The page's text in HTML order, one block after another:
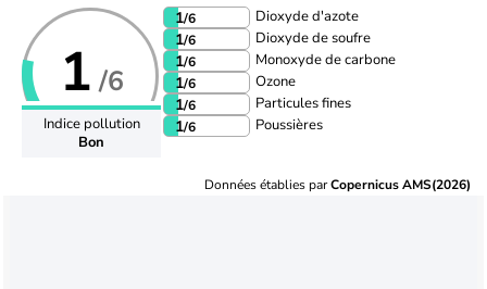
1 /6
Indice pollution
Bon
1/6 Dioxyde d'azote
1/6 Dioxyde de soufre
1/6 Monoxyde de carbone
1/6 Ozone
1/6 Particules fines
1/6 Poussières
Données établies parCopernicus AMS(2026)